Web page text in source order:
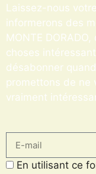
Laissez-nous
informerons des
MONTE
choses
désabonner
promettons de ne
vraiment
En utilisant ce